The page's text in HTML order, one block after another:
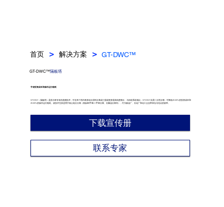
首页 > 解决方案 >GT-DWC™
GT-DWC™隔板塔
节省投资成本和操作运行能耗
GT-DWC（隔板塔）是苏尔寿专有的蒸馏技术，可在单个塔内将多组分原料分离成三股或更多股高纯度馏分。与传统系统相比，GT-DWC无需二次塔分馏，可降低20-30%的投资成本和
20-30%的操作运行能耗。该技术尤其适用于核心组分分离（例如苯/甲苯/二甲苯分离、石脑油分离等），可为炼油厂、石化厂和化工企业带来无与伦比的效率。
下载宣传册
联系专家